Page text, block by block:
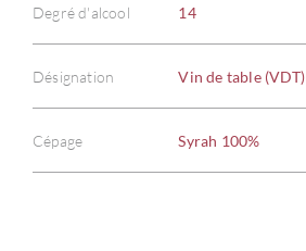
Degré d'alcool 14
Désignation Vin de table (VDT)
Cépage Syrah 100%